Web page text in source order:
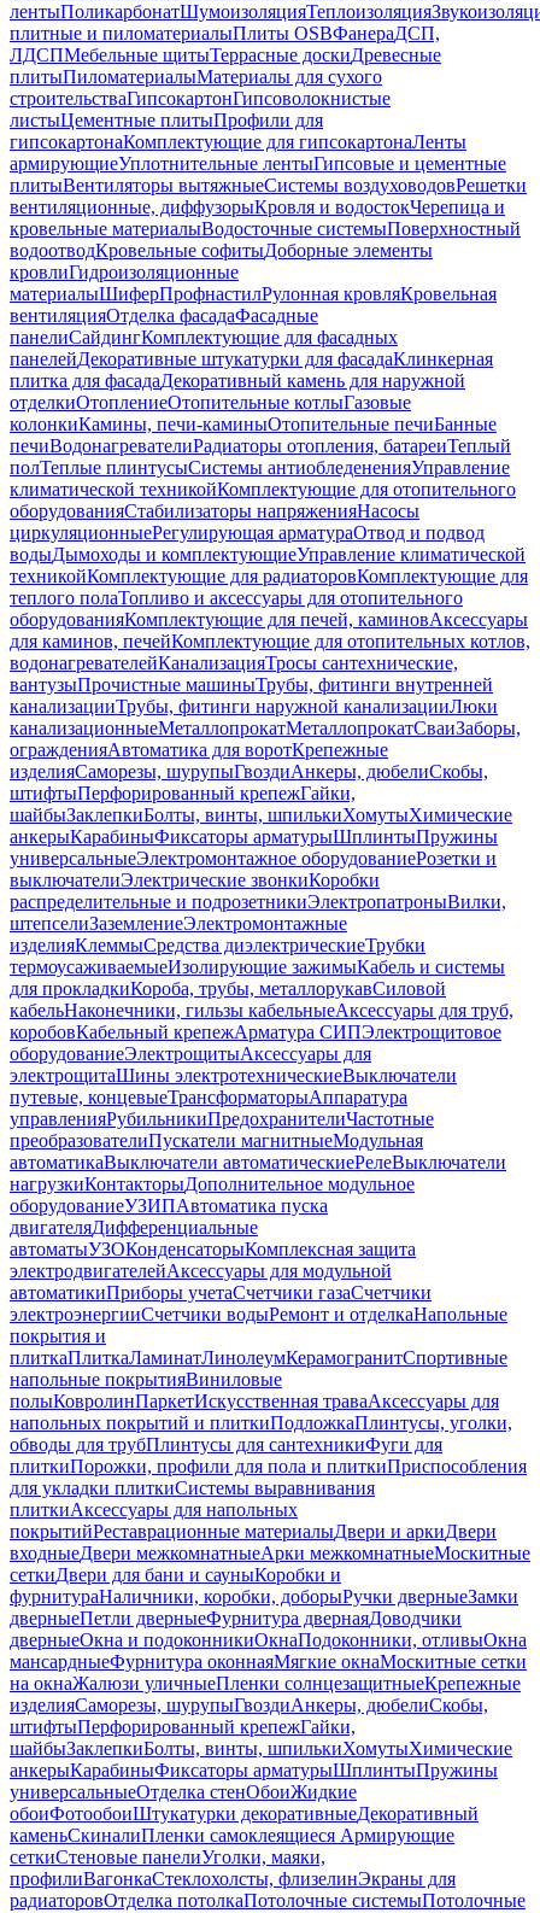
лентыПоликарбонатШумоизоляцияТеплоизоляция
плитные и пиломатериалыПлиты OSBФанераДСП,
ЛДСПМебельные щитыТеррасные доскиДревесные
плитыПиломатериалыМатериалы для сухого
строительстваГипсокартонГипсоволокнистые
листыЦементные плитыПрофили для
гипсокартонаКомплектующие для гипсокартонаЛенты
армирующиеУплотнительные лентыГипсовые и цементные
плитыВентиляторы вытяжныеСистемы воздуховодовРешетки
вентиляционные, диффузорыКровля и водостокЧерепица и
кровельные материалыВодосточные системыПоверхностный
водоотводКровельные софитыДоборные элементы
кровлиГидроизоляционные
материалыШиферПрофнастилРулонная кровляКровельная
вентиляцияОтделка фасадаФасадные
панелиСайдингКомплектующие для фасадных
панелейДекоративные штукатурки для фасадаКлинкерная
плитка для фасадаДекоративный камень для наружной
отделкиОтоплениеОтопительные котлыГазовые
колонкиКамины, печи-каминыОтопительные печиБанные
печиВодонагревателиРадиаторы отопления, батареиТеплый
полТеплые плинтусыСистемы антиобледененияУправление
климатической техникойКомплектующие для отопительного
оборудованияСтабилизаторы напряженияНасосы
циркуляционныеРегулирующая арматураОтвод и подвод
водыДымоходы и комплектующиеУправление климатической
техникойКомплектующие для радиаторовКомплектующие для
теплого полаТопливо и аксессуары для отопительного
оборудованияКомплектующие для печей, каминовАксессуары
для каминов, печейКомплектующие для отопительных котлов,
водонагревателейКанализацияТросы сантехнические,
вантузыПрочистные машиныТрубы, фитинги внутренней
канализацииТрубы, фитинги наружной канализацииЛюки
канализационныеМеталлопрокатМеталлопрокатСваиЗаборы,
огражденияАвтоматика для воротКрепежные
изделияСаморезы, шурупыГвоздиАнкеры, дюбелиСкобы,
штифтыПерфорированный крепежГайки,
шайбыЗаклепкиБолты, винты, шпилькиХомутыХимические
анкерыКарабиныФиксаторы арматурыШплинтыПружины
универсальныеЭлектромонтажное оборудованиеРозетки и
выключателиЭлектрические звонкиКоробки
распределительные и подрозетникиЭлектропатроныВилки,
штепселиЗаземлениеЭлектромонтажные
изделияКлеммыСредства диэлектрическиеТрубки
термоусаживаемыеИзолирующие зажимыКабель и системы
для прокладкиКороба, трубы, металлорукавСиловой
кабельНаконечники, гильзы кабельныеАксессуары для труб,
коробовКабельный крепежАрматура СИПЭлектрощитовое
оборудованиеЭлектрощитыАксессуары для
электрощитаШины электротехническиеВыключатели
путевые, концевыеТрансформаторыАппаратура
управленияРубильникиПредохранителиЧастотные
преобразователиПускатели магнитныеМодульная
автоматикаВыключатели автоматическиеРелеВыключатели
нагрузкиКонтакторыДополнительное модульное
оборудованиеУЗИПАвтоматика пуска
двигателяДифференциальные
автоматыУЗОКонденсаторыКомплексная защита
электродвигателейАксессуары для модульной
автоматикиПриборы учетаСчетчики газаСчетчики
электроэнергииСчетчики водыРемонт и отделкаНапольные
покрытия и
плиткаПлиткаЛаминатЛинолеумКерамогранитСпортивные
напольные покрытияВиниловые
полыКовролинПаркетИскусственная траваАксессуары для
напольных покрытий и плиткиПодложкаПлинтусы, уголки,
обводы для трубПлинтусы для сантехникиФуги для
плиткиПорожки, профили для пола и плиткиПриспособления
для укладки плиткиСистемы выравнивания
плиткиАксессуары для напольных
покрытийРеставрационные материалыДвери и аркиДвери
входныеДвери межкомнатныеАрки межкомнатныеМоскитные
сеткиДвери для бани и сауныКоробки и
фурнитураНаличники, коробки, доборыРучки дверныеЗамки
дверныеПетли дверныеФурнитура двернаяДоводчики
дверныеОкна и подоконникиОкнаПодоконники, отливыОкна
мансардныеФурнитура оконнаяМягкие окнаМоскитные сетки
на окнаЖалюзи уличныеПленки солнцезащитныеКрепежные
изделияСаморезы, шурупыГвоздиАнкеры, дюбелиСкобы,
штифтыПерфорированный крепежГайки,
шайбыЗаклепкиБолты, винты, шпилькиХомутыХимические
анкерыКарабиныФиксаторы арматурыШплинтыПружины
универсальныеОтделка стенОбоиЖидкие
обоиФотообоиШтукатурки декоративныеДекоративный
каменьСкиналиПленки самоклеящиеся Армирующие
сеткиСтеновые панелиУголки, маяки,
профилиВагонкаСтеклохолсты, флизелинЭкраны для
радиаторовОтделка потолкаПотолочные системыПотолочные